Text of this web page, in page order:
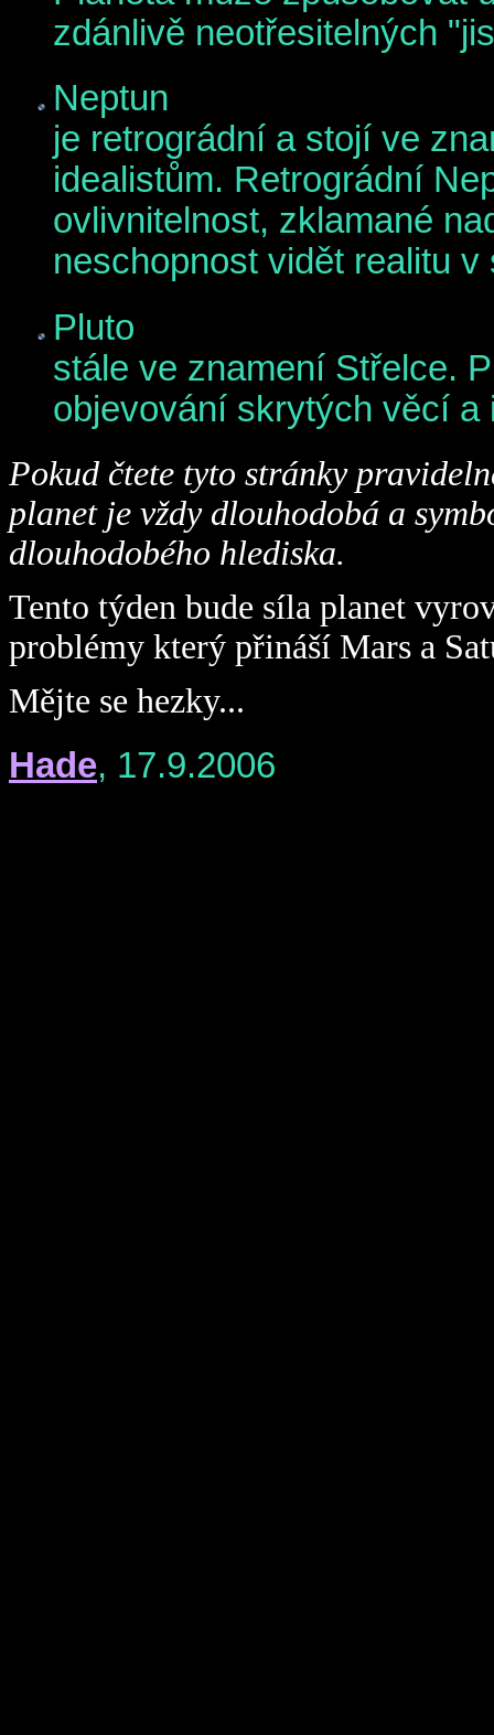
zdánlivě neotřesitelných
Neptun
je retrográdní a stojí ve
idealistům. Retrográdní
ovlivnitelnost, zklamané
neschopnost vidět realitu
Pluto
stále ve znamení Střelce.
objevování skrytých věcí a
Pokud čtete tyto stránky
planet je vždy dlouhodobá a
dlouhodobého hlediska.
Tento týden bude síla planet
problémy který přináší Mars a
Mějte se hezky...
Hade, 17.9.2006